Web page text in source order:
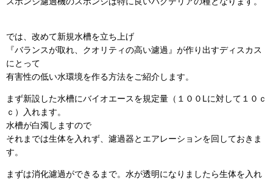
では、改めて新規水槽を立ち上げ
『バランスが取れ、クオリティの高い濾過』が作り出すディスカス
にとって
有害性の低い水環境を作る方法をご紹介します。
まず新設した水槽にバイオエースを規定量（１００Lに対して１０ｃ
ｃ）入れます。
水槽が白濁しますので
それまでは生体を入れず、濾過器とエアレーションを回しておきま
す。
まずは消化濾過ができるまで。水が透明になりましたら生体を入れ